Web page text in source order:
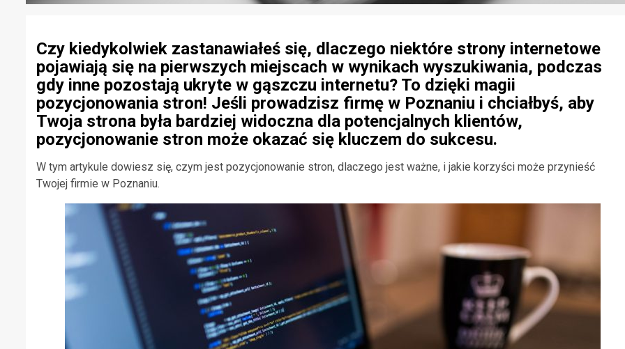
Czy kiedykolwiek zastanawiałeś się, dlaczego niektóre strony internetowe
pojawiają się na pierwszych miejscach w wynikach wyszukiwania, podczas
gdy inne pozostają ukryte w gąszczu internetu? To dzięki magii
pozycjonowania stron! Jeśli prowadzisz firmę w Poznaniu i chciałbyś, aby
Twoja strona była bardziej widoczna dla potencjalnych klientów,
pozycjonowanie stron może okazać się kluczem do sukcesu.
W tym artykule dowiesz się, czym jest pozycjonowanie stron, dlaczego jest ważne, i jakie korzyści może przynieść
Twojej firmie w Poznaniu.